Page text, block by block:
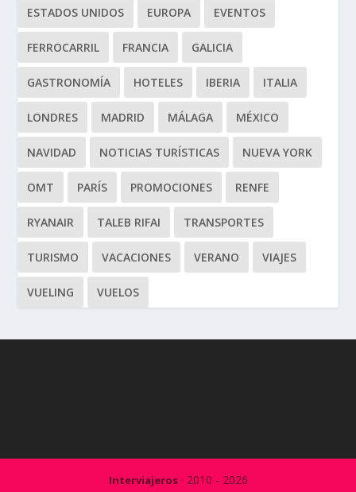
ESTADOS UNIDOS EUROPA EVENTOS
FERROCARRIL FRANCIA GALICIA
GASTRONOMÍA HOTELES IBERIA ITALIA
LONDRES MADRID MÁLAGA MÉXICO
NAVIDAD NOTICIAS TURÍSTICAS NUEVA YORK
OMT PARÍS PROMOCIONES RENFE
RYANAIR TALEB RIFAI TRANSPORTES
TURISMO VACACIONES VERANO VIAJES
VUELING VUELOS
Interviajeros· 2010 - 2026